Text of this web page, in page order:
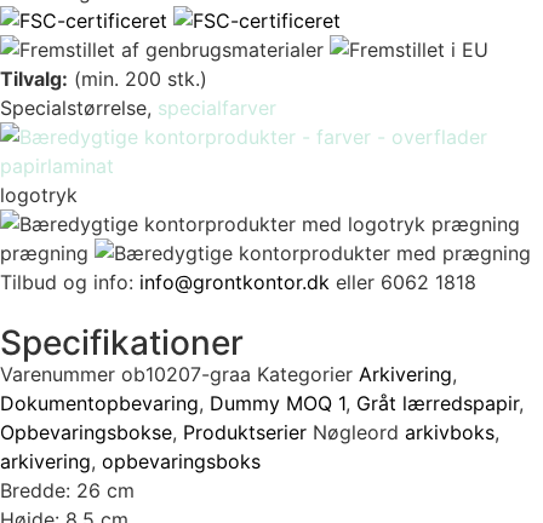
Tilvalg: (min. 200 stk.)
Specialstørrelse, specialfarver
logotryk
prægning
Tilbud og info: info@grontkontor.dk eller 6062 1818
Specifikationer
Varenummer ob10207-graa Kategorier Arkivering,
Dokumentopbevaring, Dummy MOQ 1, Gråt lærredspapir,
Opbevaringsbokse, Produktserier Nøgleord arkivboks,
arkivering, opbevaringsboks
Bredde: 26 cm